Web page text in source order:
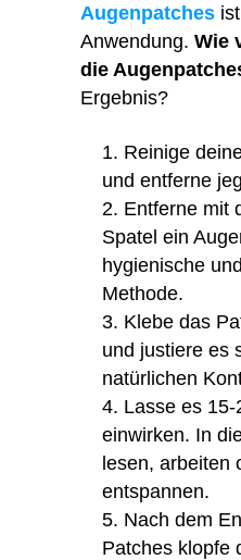
Augenpatches
Anwendung. Wie
die
Ergebnis?
Reinige
und entferne
Entferne mit
Spatel ein
hygienische
Methode.
Klebe das
und justiere es
natürlichen
Lasse es
einwirken. In
lesen, arbeiten
entspannen.
Nach dem
Patches klopfe